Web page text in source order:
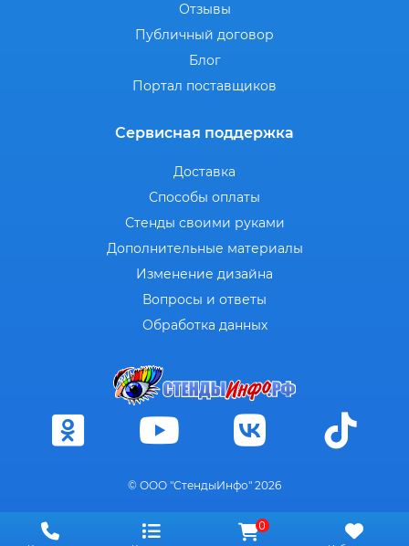
0
Отзывы
Публичный договор
Блог
Портал поставщиков
Сервисная поддержка
Доставка
Способы оплаты
Стенды своими руками
Дополнительные материалы
Изменение дизайна
Вопросы и ответы
Обработка данных
© ООО "СтендыИнфо" 2026